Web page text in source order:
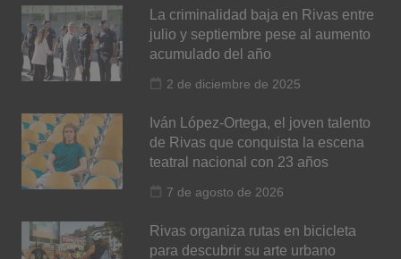
La criminalidad baja en Rivas entre
julio y septiembre pese al aumento
acumulado del año
2 de diciembre de 2025
Iván López-Ortega, el joven talento
de Rivas que conquista la escena
teatral nacional con 23 años
7 de agosto de 2026
Rivas organiza rutas en bicicleta
para descubrir su arte urbano